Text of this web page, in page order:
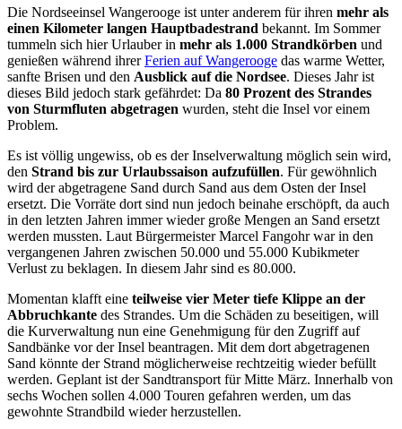
Die Nordseeinsel Wangerooge ist unter anderem für ihren mehr als
einen Kilometer langen Hauptbadestrand bekannt. Im Sommer
tummeln sich hier Urlauber in mehr als 1.000 Strandkörben und
genießen während ihrerFerien auf Wangerooge das warme Wetter,
sanfte Brisen und den Ausblick auf die Nordsee. Dieses Jahr ist
dieses Bild jedoch stark gefährdet: Da 80 Prozent des Strandes
von Sturmfluten abgetragen wurden, steht die Insel vor einem
Problem.
Es ist völlig ungewiss, ob es der Inselverwaltung möglich sein wird,
den Strand bis zur Urlaubssaison aufzufüllen. Für gewöhnlich
wird der abgetragene Sand durch Sand aus dem Osten der Insel
ersetzt. Die Vorräte dort sind nun jedoch beinahe erschöpft, da auch
in den letzten Jahren immer wieder große Mengen an Sand ersetzt
werden mussten. Laut Bürgermeister Marcel Fangohr war in den
vergangenen Jahren zwischen 50.000 und 55.000 Kubikmeter
Verlust zu beklagen. In diesem Jahr sind es 80.000.
Momentan klafft eine teilweise vier Meter tiefe Klippe an der
Abbruchkante des Strandes. Um die Schäden zu beseitigen, will
die Kurverwaltung nun eine Genehmigung für den Zugriff auf
Sandbänke vor der Insel beantragen. Mit dem dort abgetragenen
Sand könnte der Strand möglicherweise rechtzeitig wieder befüllt
werden. Geplant ist der Sandtransport für Mitte März. Innerhalb von
sechs Wochen sollen 4.000 Touren gefahren werden, um das
gewohnte Strandbild wieder herzustellen.